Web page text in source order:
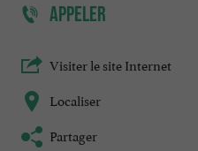
APPELER
Visiter le site Internet
Localiser
Partager